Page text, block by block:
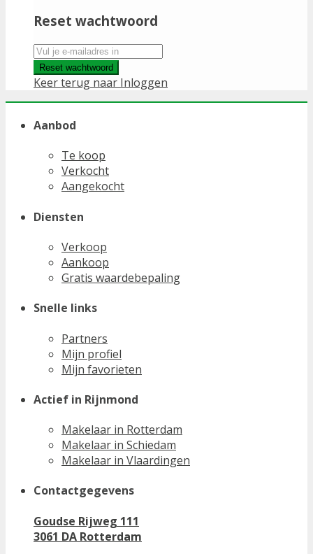
Reset wachtwoord
Reset wachtwoord
Keer terug naar Inloggen
Aanbod
Te koop
Verkocht
Aangekocht
Diensten
Verkoop
Aankoop
Gratis waardebepaling
Snelle links
Partners
Mijn profiel
Mijn favorieten
Actief in Rijnmond
Makelaar in Rotterdam
Makelaar in Schiedam
Makelaar in Vlaardingen
Contactgegevens
Goudse Rijweg 111
3061 DA Rotterdam